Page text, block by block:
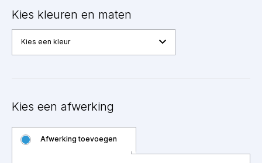
Kies kleuren en maten
Kies een kleur
Kies een afwerking
Afwerking toevoegen